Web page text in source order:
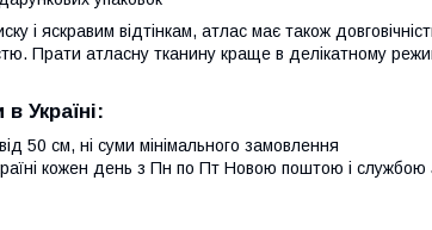
і яскравим відтінкам, атлас має також
Прати атласну тканину краще в делікатному
Україні:
50 см, ні суми мінімального замовлення
кожен день з Пн по Пт Новою поштою і службою